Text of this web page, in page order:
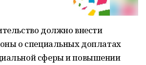
должно внести
о специальных доплатах
сферы и повышении